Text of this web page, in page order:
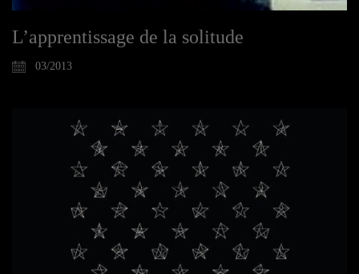
L’apprentissage de la solitude
03/2013